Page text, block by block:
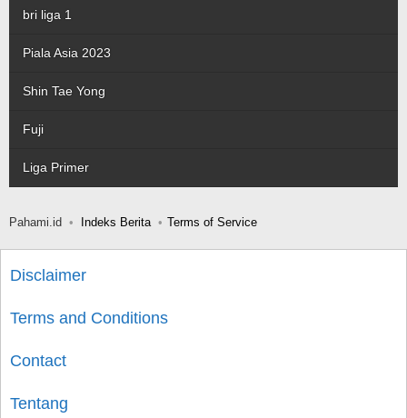
bri liga 1
Piala Asia 2023
Shin Tae Yong
Fuji
Liga Primer
Pahami.id Indeks Berita Terms of Service
Disclaimer
Terms and Conditions
Contact
Tentang